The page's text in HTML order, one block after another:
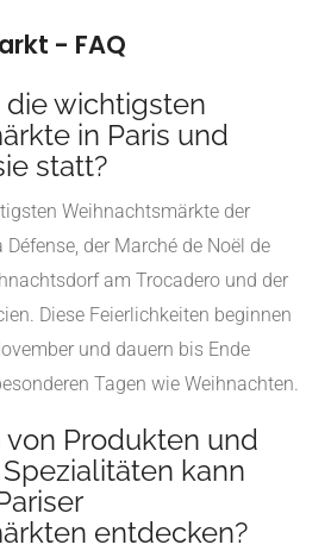
- FAQ
wichtigsten
in Paris und
statt?
Weihnachtsmärkte der
der Marché de Noël de
am Trocadero und der
Diese Feierlichkeiten beginnen
und dauern bis Ende
Tagen wie Weihnachten.
Produkten und
kann
entdecken?